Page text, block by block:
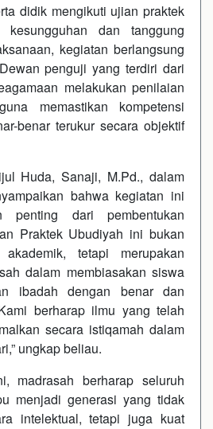
didik mengikuti ujian praktek
dan tanggung
kegiatan berlangsung
penguji yang terdiri dari
melakukan penilaian
memastikan kompetensi
benar terukur secara objektif
Huda, Sanaji, M.Pd., dalam
bahwa kegiatan ini
penting dari pembentukan
Praktek Ubudiyah ini bukan
tetapi merupakan
dalam membiasakan siswa
ibadah dengan benar dan
berharap ilmu yang telah
secara istiqamah dalam
ungkap beliau.
madrasah berharap seluruh
menjadi generasi yang tidak
intelektual, tetapi juga kuat